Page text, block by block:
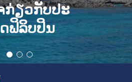
ກ່ຽວກັບປະ
ຟິລິບປິນ